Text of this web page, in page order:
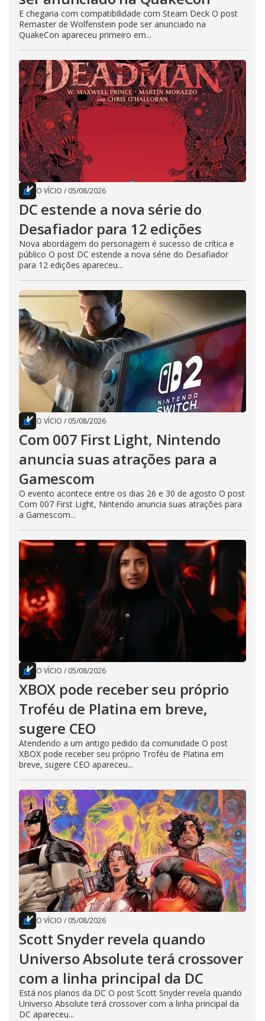
E chegaria com compatibilidade com Steam Deck O post
Remaster de Wolfenstein pode ser anunciado na
QuakeCon apareceu primeiro em...
O VÍCIO / 05/08/2026
DC estende a nova série do
Desafiador para 12 edições
Nova abordagem do personagem é sucesso de crítica e
público O post DC estende a nova série do Desafiador
para 12 edições apareceu...
O VÍCIO / 05/08/2026
Com 007 First Light, Nintendo
anuncia suas atrações para a
Gamescom
O evento acontece entre os dias 26 e 30 de agosto O post
Com 007 First Light, Nintendo anuncia suas atrações para
a Gamescom...
O VÍCIO / 05/08/2026
XBOX pode receber seu próprio
Troféu de Platina em breve,
sugere CEO
Atendendo a um antigo pedido da comunidade O post
XBOX pode receber seu próprio Troféu de Platina em
breve, sugere CEO apareceu...
O VÍCIO / 05/08/2026
Scott Snyder revela quando
Universo Absolute terá crossover
com a linha principal da DC
Está nos planos da DC O post Scott Snyder revela quando
Universo Absolute terá crossover com a linha principal da
DC apareceu...